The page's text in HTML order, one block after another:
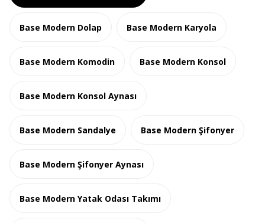
Base Modern Dolap Base Modern Karyola
Base Modern Komodin Base Modern Konsol
Base Modern Konsol Aynası
Base Modern Sandalye Base Modern Şifonyer
Base Modern Şifonyer Aynası
Base Modern Yatak Odası Takımı